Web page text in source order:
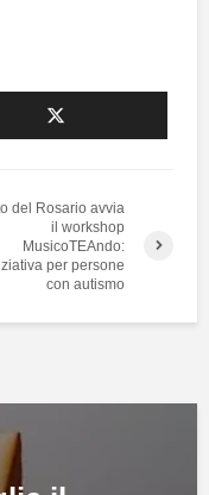
del Rosario avvia
il workshop
MusicoTEAndo:
per persone
con autismo